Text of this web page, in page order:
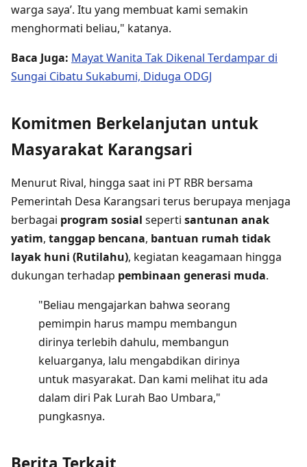
warga saya’. Itu yang membuat kami semakin
menghormati beliau," katanya.
Baca Juga: Mayat Wanita Tak Dikenal Terdampar di
Sungai Cibatu Sukabumi, Diduga ODGJ
Komitmen Berkelanjutan untuk
Masyarakat Karangsari
Menurut Rival, hingga saat ini PT RBR bersama
Pemerintah Desa Karangsari terus berupaya menjaga
berbagai program sosial seperti santunan anak
yatim, tanggap bencana, bantuan rumah tidak
layak huni (Rutilahu), kegiatan keagamaan hingga
dukungan terhadap pembinaan generasi muda.
"Beliau mengajarkan bahwa seorang
pemimpin harus mampu membangun
dirinya terlebih dahulu, membangun
keluarganya, lalu mengabdikan dirinya
untuk masyarakat. Dan kami melihat itu ada
dalam diri Pak Lurah Bao Umbara,"
pungkasnya.